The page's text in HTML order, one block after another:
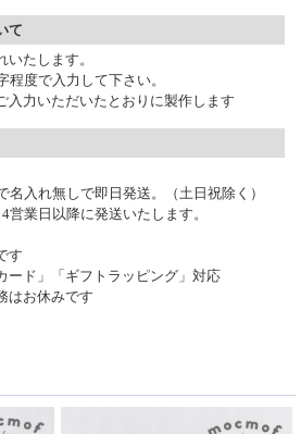
て
たします。
度で入力して下さい。
力いただいたとおりに製作します
名入れ無しで即日発送。（土日祝除く）
業日以降に発送いたします。
す
ード」「ギフトラッピング」対応
はお休みです